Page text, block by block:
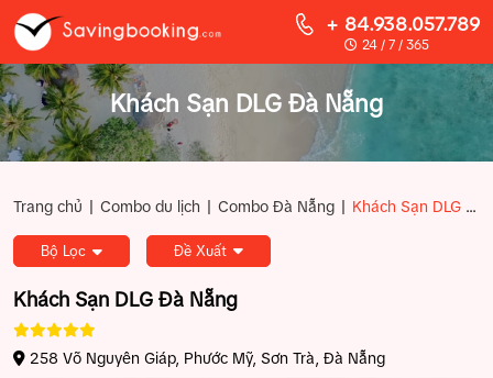
+ 84.938.057.789
24 / 7 / 365
Khách Sạn DLG Đà Nẵng
Trang chủ | Combo du lịch | Combo Đà Nẵng | Khách Sạn DLG Đà Nẵng
Bộ Lọc Đề Xuất
Khách Sạn DLG Đà Nẵng
258 Võ Nguyên Giáp, Phước Mỹ, Sơn Trà, Đà Nẵng